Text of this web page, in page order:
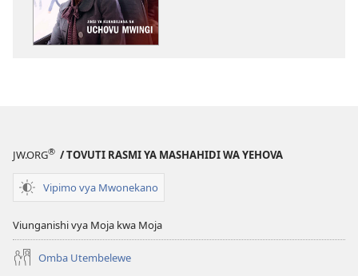
Uchovu
JW.ORG® / TOVUTI RASMI YA MASHAHIDI WA YEHOVA
Vipimo vya Mwonekano
Viunganishi vya Moja kwa Moja
Omba Utembelewe